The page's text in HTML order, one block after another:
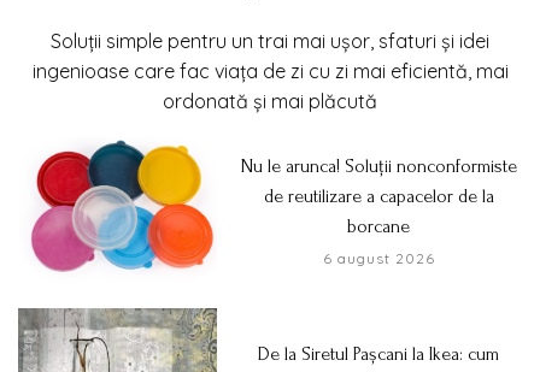
Soluții simple pentru un trai mai ușor, sfaturi și idei
ingenioase care fac viața de zi cu zi mai eficientă, mai
ordonată și mai plăcută
Nu le arunca! Soluții nonconformiste
de reutilizare a capacelor de la
borcane
6 august 2026
De la Siretul Pașcani la Ikea: cum